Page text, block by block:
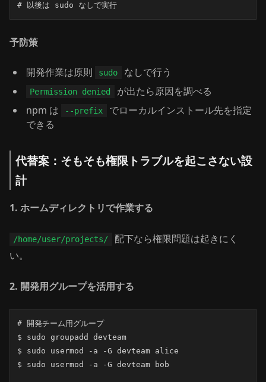
# 以後は sudo なしで実行
予防策
開発作業は原則 sudo なしで行う
Permission denied
が出たら原因を調べる
npm は
--prefix
でローカルインストール先を指定
できる
代替案：そもそも権限トラブルを起こさない設
計
1. ホームディレクトリで作業する
/home/user/projects/
配下なら権限問題は起きにく
い。
2. 開発用グループを活用する
# 開発チーム用グループ
$ sudo groupadd devteam
$ sudo usermod -a -G devteam alice
$ sudo usermod -a -G devteam bob